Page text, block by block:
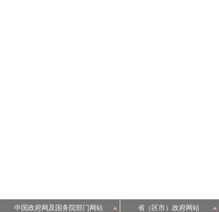
中国政府网及国务院部门网站 省（区市）政府网站